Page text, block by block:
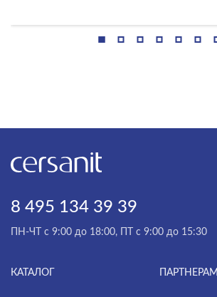
8 495 134 39 39
ПН-ЧТ с 9:00 до 18:00, ПТ с 9:00 до 15:30
КАТАЛОГ ПАРТНЕРАМ